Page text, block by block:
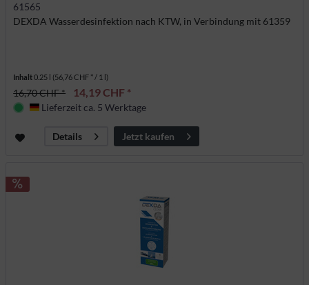
61565
DEXDA Wasserdesinfektion nach KTW, in Verbindung mit 61359
Inhalt0.25 l (56,76 CHF * / 1 l)
16,70 CHF * 14,19 CHF *
Deutschland
Lieferzeit ca. 5 Werktage
Details Jetzt kaufen